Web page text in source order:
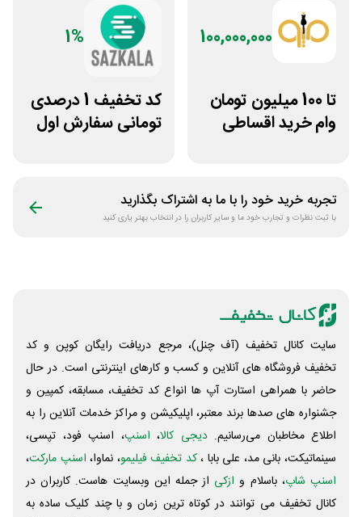
100,000,000
تا 100 میلیون تومان
وام خرید اقساطی
1%
کد تخفیف 1 درصدی
تومانی سفارش اول
تجربه خرید خود را با ما به اشتراک بگذارید
با ثبت نظرات و تجارب خود ما و سایر کاربران را در انتخاب بهتر یاری کنید
سایت کانال تخفیف (آف چنل)، مرجع دریافت رایگان کوپن و کد
تخفیف فروشگاه های آنلاین و کسب و‌ کارهای اینترنتی است. در حال
حاضر با همراهی استارت آپ ها انواع کد تخفیف، مسابقه، کمپین و
جشنواره های صدها برند معتبر، اپلیکیشن و مراکز خدمات آنلاین را به
اطلاع مخاطبان می‌رسانیم. دیجی کالا، اسنپ، اسنپ فود، تپسی،
سینماتیکت، بانی مد، علی‌ بابا ،کد تخفیف فیلیمو، نماوا، اسنپ مارکت،
اسنپ شاپ، باسلام و ازکی از جمله این وبسایت ‌هاست. کاربران در
کانال تخفیف می توانند در کوتاه ترین زمان و با چند کلیک ساده به